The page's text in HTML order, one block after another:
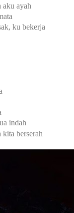
aku ayah
ku bekerja
indah
kita berserah